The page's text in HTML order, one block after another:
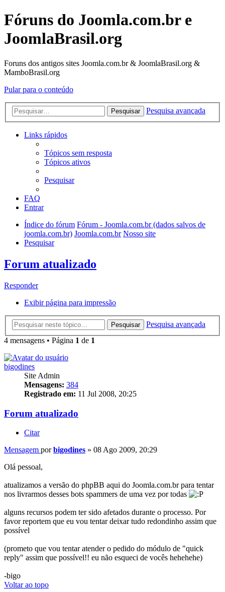
Fóruns do Joomla.com.br e
JoomlaBrasil.org
Foruns dos antigos sites Joomla.com.br & JoomlaBrasil.org &
MamboBrasil.org
Pular para o conteúdo
Pesquisar Pesquisa avançada
Links rápidos
Tópicos sem resposta
Tópicos ativos
Pesquisar
FAQ
Entrar
Índice do fórum Fórum - Joomla.com.br (dados salvos de
joomla.com.br) Joomla.com.br Nosso site
Pesquisar
Forum atualizado
Responder
Exibir página para impressão
Pesquisar
Pesquisa avançada
4 mensagens • Página 1 de 1
bigodines
Site Admin
Mensagens: 384
Registrado em: 11 Jul 2008, 20:25
Forum atualizado
Citar
Mensagem porbigodines » 08 Ago 2009, 20:29
Olá pessoal,
atualizamos a versão do phpBB aqui do Joomla.com.br para tentar
nos livrarmos desses bots spammers de uma vez por todas
alguns recursos podem ter sido afetados durante o processo. Por
favor reportem que eu vou tentar deixar tudo redondinho assim que
possível
(prometo que vou tentar atender o pedido do módulo de "quick
reply" assim que possível!! eu não esqueci de vocês hehehehe)
-bigo
Voltar ao topo